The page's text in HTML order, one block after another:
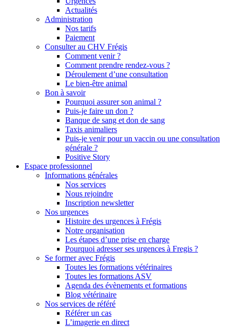
Actualités
Administration
Nos tarifs
Paiement
Consulter au CHV Frégis
Comment venir ?
Comment prendre rendez-vous ?
Déroulement d’une consultation
Le bien-être animal
Bon à savoir
Pourquoi assurer son animal ?
Puis-je faire un don ?
Banque de sang et don de sang
Taxis animaliers
Puis-je venir pour un vaccin ou une consultation
générale ?
Positive Story
Espace professionnel
Informations générales
Nos services
Nous rejoindre
Inscription newsletter
Nos urgences
Histoire des urgences à Frégis
Notre organisation
Les étapes d’une prise en charge
Pourquoi adresser ses urgences à Fregis ?
Se former avec Frégis
Toutes les formations vétérinaires
Toutes les formations ASV
Agenda des évènements et formations
Blog vétérinaire
Nos services de référé
Référer un cas
L’imagerie en direct